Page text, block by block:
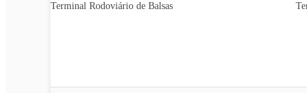
Terminal Rodoviário de Balsas